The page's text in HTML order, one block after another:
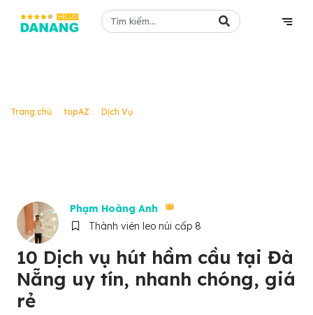
Trang chủ/ topAZ Dịch Vụ/
Phạm Hoàng Anh
Thành viên leo núi cấp 8
10 Dịch vụ hút hầm cầu tại Đà
Nẵng uy tín, nhanh chóng, giá
rẻ